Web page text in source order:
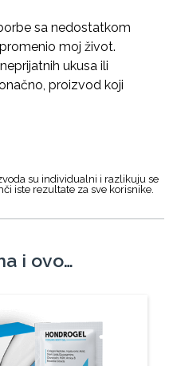
sa nedostatkom
moj život.
ukusa ili
proizvod koji
su individualni i razlikuju se
iste rezultate za sve korisnike.
i ovo…